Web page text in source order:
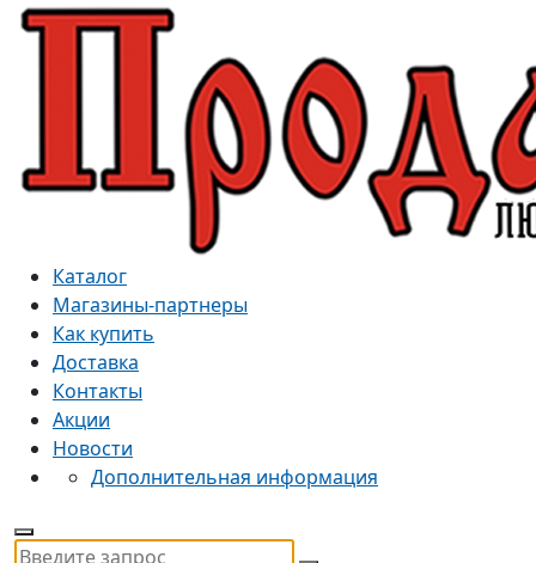
Каталог
Магазины-партнеры
Как купить
Доставка
Контакты
Акции
Новости
Дополнительная информация